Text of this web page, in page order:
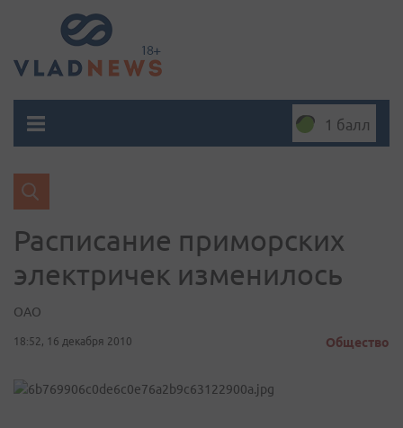
1 балл
Расписание приморских
электричек изменилось
ОАО
18:52, 16 декабря 2010 Общество